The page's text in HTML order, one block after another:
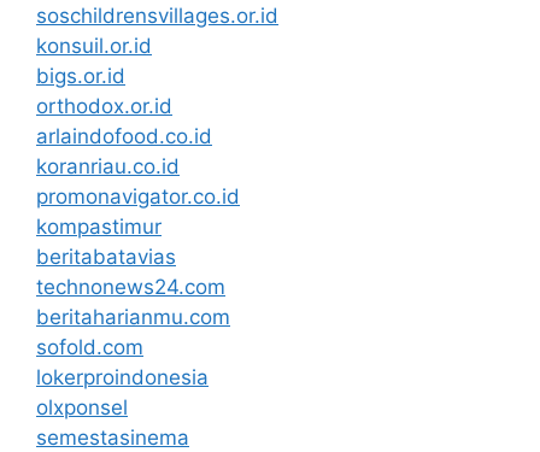
soschildrensvillages.or.id
konsuil.or.id
bigs.or.id
orthodox.or.id
arlaindofood.co.id
koranriau.co.id
promonavigator.co.id
kompastimur
beritabatavias
technonews24.com
beritaharianmu.com
sofold.com
lokerproindonesia
olxponsel
semestasinema